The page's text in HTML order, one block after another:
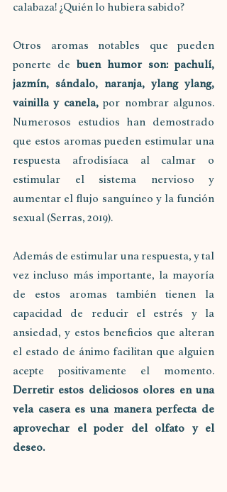
calabaza! ¿Quién lo hubiera sabido?
Otros aromas notables que pueden
ponerte de buen humor son: pachulí,
jazmín, sándalo, naranja, ylang ylang,
vainilla y canela, por nombrar algunos.
Numerosos estudios han demostrado
que estos aromas pueden estimular una
respuesta afrodisíaca al calmar o
estimular el sistema nervioso y
aumentar el flujo sanguíneo y la función
sexual (Serras, 2019).
Además de estimular una respuesta, y tal
vez incluso más importante, la mayoría
de estos aromas también tienen la
capacidad de reducir el estrés y la
ansiedad, y estos beneficios que alteran
el estado de ánimo facilitan que alguien
Derretir estos deliciosos olores en una
vela casera es una manera perfecta de
aprovechar el poder del olfato y el
deseo.